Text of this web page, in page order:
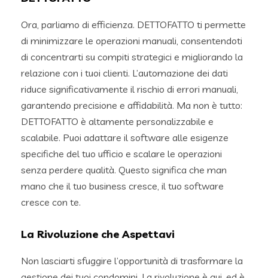
Ora, parliamo di efficienza. DETTOFATTO ti permette
di minimizzare le operazioni manuali, consentendoti
di concentrarti su compiti strategici e migliorando la
relazione con i tuoi clienti. L’automazione dei dati
riduce significativamente il rischio di errori manuali,
garantendo precisione e affidabilità. Ma non è tutto:
DETTOFATTO è altamente personalizzabile e
scalabile. Puoi adattare il software alle esigenze
specifiche del tuo ufficio e scalare le operazioni
senza perdere qualità. Questo significa che man
mano che il tuo business cresce, il tuo software
cresce con te.
La Rivoluzione che Aspettavi
Non lasciarti sfuggire l’opportunità di trasformare la